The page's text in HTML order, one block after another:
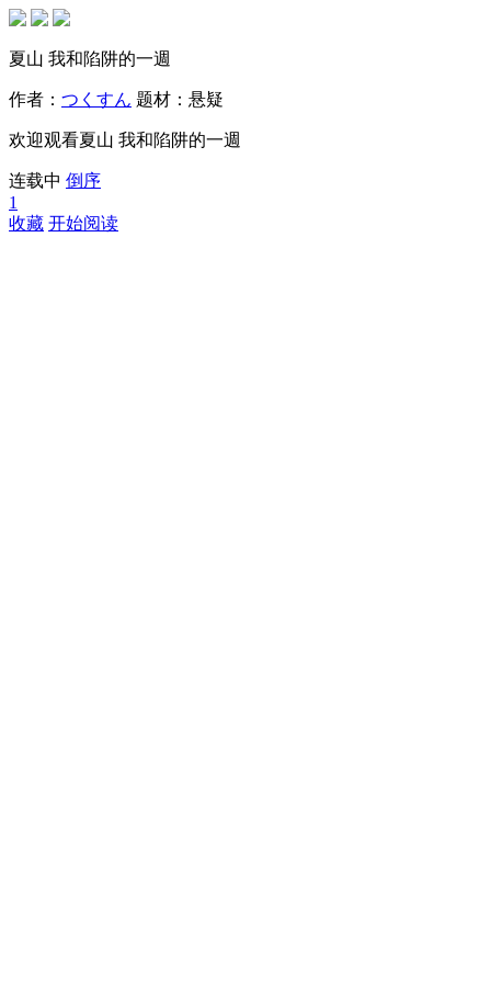
夏山 我和陷阱的一週
作者： つくすん 题材： 悬疑
欢迎观看夏山 我和陷阱的一週
连载中 倒序
1
收藏 开始阅读